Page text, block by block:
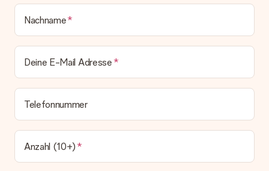
Nachname
Deine E-Mail Adresse
Telefonnummer
Anzahl (10+)